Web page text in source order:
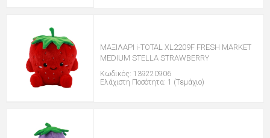
ΜΑΞΙΛΑΡΙ i-TOTAL XL2209F FRESH MARKET
MEDIUM STELLA STRAWBERRY
Κωδικός: 139220906
Ελάχιστη Ποσότητα: 1 (Τεμάχιο)